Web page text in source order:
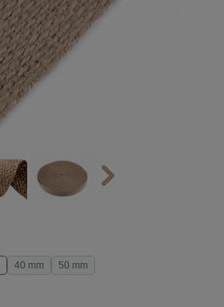
40 mm 50 mm